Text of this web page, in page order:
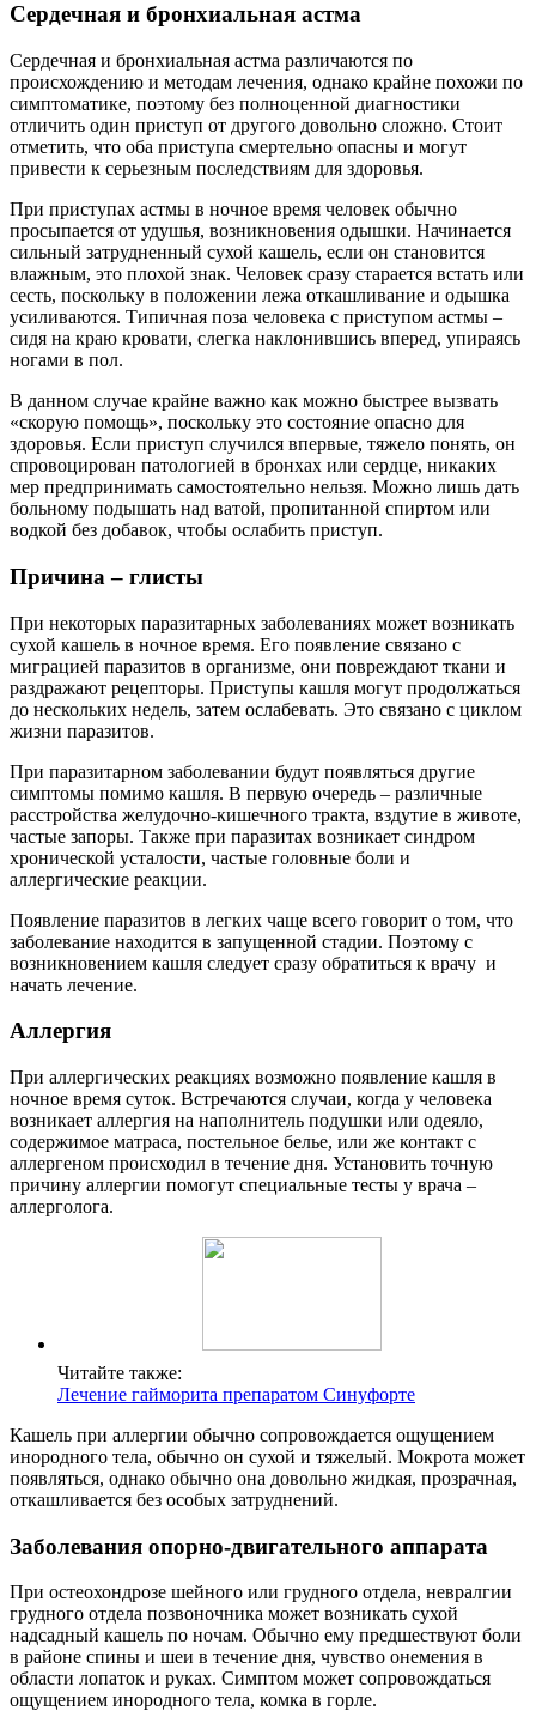
Сердечная и бронхиальная астма
Сердечная и бронхиальная астма различаются по
происхождению и методам лечения, однако крайне похожи по
симптоматике, поэтому без полноценной диагностики
отличить один приступ от другого довольно сложно. Стоит
отметить, что оба приступа смертельно опасны и могут
привести к серьезным последствиям для здоровья.
При приступах астмы в ночное время человек обычно
просыпается от удушья, возникновения одышки. Начинается
сильный затрудненный сухой кашель, если он становится
влажным, это плохой знак. Человек сразу старается встать или
сесть, поскольку в положении лежа откашливание и одышка
усиливаются. Типичная поза человека с приступом астмы –
сидя на краю кровати, слегка наклонившись вперед, упираясь
ногами в пол.
В данном случае крайне важно как можно быстрее вызвать
«скорую помощь», поскольку это состояние опасно для
здоровья. Если приступ случился впервые, тяжело понять, он
спровоцирован патологией в бронхах или сердце, никаких
мер предпринимать самостоятельно нельзя. Можно лишь дать
больному подышать над ватой, пропитанной спиртом или
водкой без добавок, чтобы ослабить приступ.
Причина – глисты
При некоторых паразитарных заболеваниях может возникать
сухой кашель в ночное время. Его появление связано с
миграцией паразитов в организме, они повреждают ткани и
раздражают рецепторы. Приступы кашля могут продолжаться
до нескольких недель, затем ослабевать. Это связано с циклом
жизни паразитов.
При паразитарном заболевании будут появляться другие
симптомы помимо кашля. В первую очередь – различные
расстройства желудочно-кишечного тракта, вздутие в животе,
частые запоры. Также при паразитах возникает синдром
хронической усталости, частые головные боли и
аллергические реакции.
Появление паразитов в легких чаще всего говорит о том, что
заболевание находится в запущенной стадии. Поэтому с
возникновением кашля следует сразу обратиться к врачу и
начать лечение.
Аллергия
При аллергических реакциях возможно появление кашля в
ночное время суток. Встречаются случаи, когда у человека
возникает аллергия на наполнитель подушки или одеяло,
содержимое матраса, постельное белье, или же контакт с
аллергеном происходил в течение дня. Установить точную
причину аллергии помогут специальные тесты у врача –
аллерголога.
Читайте также:
Лечение гайморита препаратом Синуфорте
Кашель при аллергии обычно сопровождается ощущением
инородного тела, обычно он сухой и тяжелый. Мокрота может
появляться, однако обычно она довольно жидкая, прозрачная,
откашливается без особых затруднений.
Заболевания опорно-двигательного аппарата
При остеохондрозе шейного или грудного отдела, невралгии
грудного отдела позвоночника может возникать сухой
надсадный кашель по ночам. Обычно ему предшествуют боли
в районе спины и шеи в течение дня, чувство онемения в
области лопаток и руках. Симптом может сопровождаться
ощущением инородного тела, комка в горле.